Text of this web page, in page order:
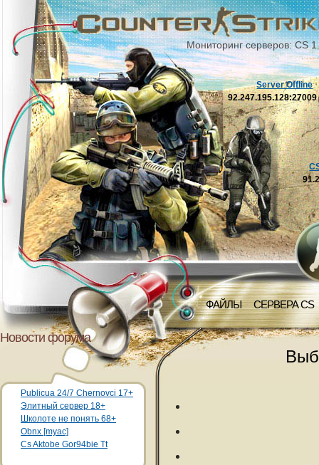
Мониторинг серверов: CS
ФАЙЛЫ СЕРВЕРА CS
Server Offline
92.247.195.128:27009
Новости форума
Publicua 24/7 Chernovci 17+
Элитный сервер 18+
Школоте не понять 68+
Obnx [myac]
Cs Aktobe Gor94bie Tt